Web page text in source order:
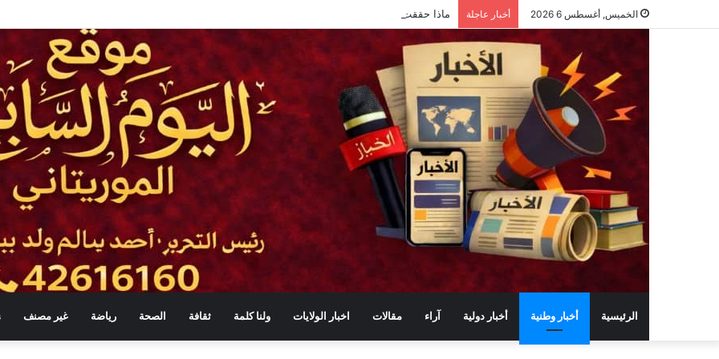
الخميس, أغسطس 6 2026 أخبار عاجلة ماذا حققت وزارة الرقمنة في موريتانيا
الرئيسية أخبار وطنية أخبار دولية آراء مقالات اخبار الولايات ولنا كلمة ثقافة الصحة رياضة غير مصنف